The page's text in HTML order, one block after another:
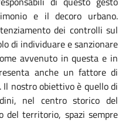
e il decoro urbano.
dei controlli sul
di individuare e sanzionare
avvenuto in questa e in
anche un fattore di
Il nostro obiettivo è quello di
nel centro storico del
del territorio, spazi sempre